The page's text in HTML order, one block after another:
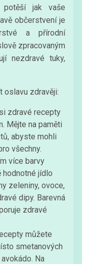
potěší jak vaše
občerstvení je
a přírodní
zpracovaným
nezdravé tuky,
oslavu zdravěji:
zdravé recepty
Mějte na paměti
abyste mohli
všechny.
více barvy
hodnotné jídlo
zeleniny, ovoce,
dipy. Barevná
zdravé
můžete
smetanových
Na